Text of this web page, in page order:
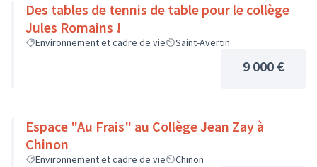
Des tables de tennis de table pour le collège
Jules Romains !
Environnement et cadre de vie Saint-Avertin
9 000 €
Espace "Au Frais" au Collège Jean Zay à
Chinon
Environnement et cadre de vie Chinon